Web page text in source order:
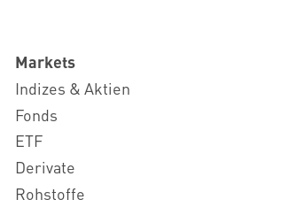
Markets
Indizes & Aktien
Fonds
ETF
Derivate
Rohstoffe